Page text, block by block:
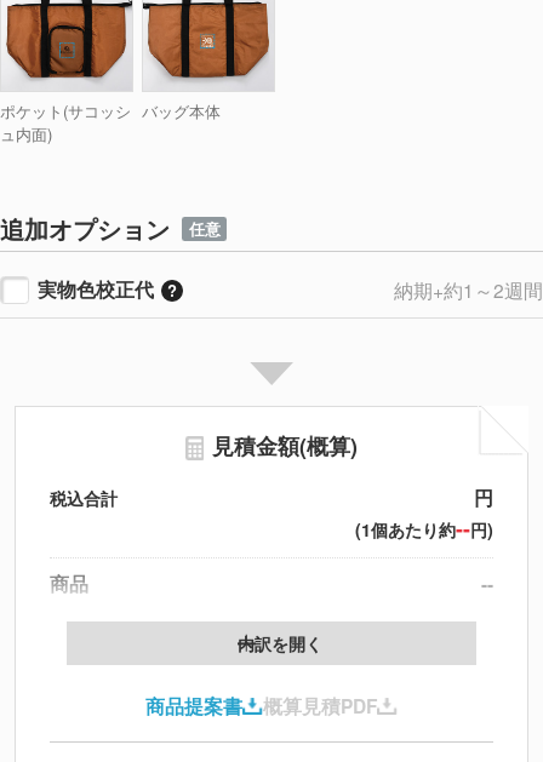
ポケット(サコッシ
ュ内面)
バッグ本体
追加オプション 任意
実物色校正代 納期+約1～2週間
見積金額(概算)
税込合計 円
(1個あたり約--円)
商品
--
製版代
印刷代
北海道・沖縄・離島 別途
内訳を開く
商品提案書 概算見積PDF